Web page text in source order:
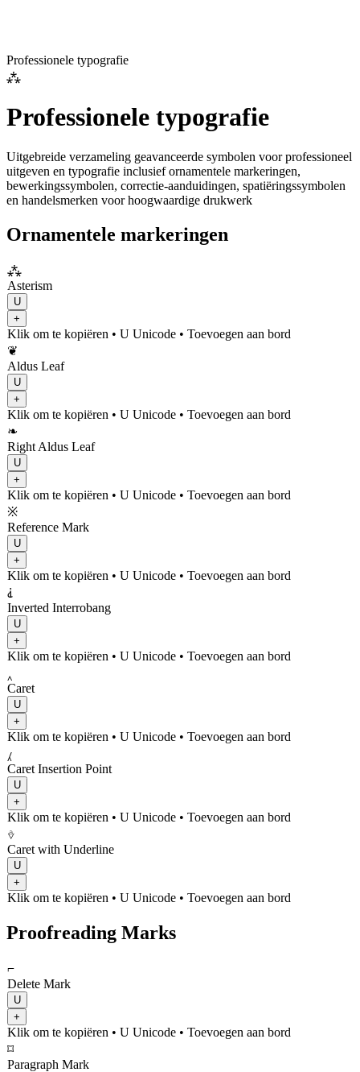
Professionele typografie
⁂
Professionele typografie
Uitgebreide verzameling geavanceerde symbolen voor professioneel
uitgeven en typografie inclusief ornamentele markeringen,
bewerkingssymbolen, correctie-aanduidingen, spatiëringssymbolen
en handelsmerken voor hoogwaardige drukwerk
Ornamentele markeringen
⁂
Asterism
U
+
Klik om te kopiëren • U Unicode • Toevoegen aan bord
❦
Aldus Leaf
U
+
Klik om te kopiëren • U Unicode • Toevoegen aan bord
❧
Right Aldus Leaf
U
+
Klik om te kopiëren • U Unicode • Toevoegen aan bord
※
Reference Mark
U
+
Klik om te kopiëren • U Unicode • Toevoegen aan bord
⸘
Inverted Interrobang
U
+
Klik om te kopiëren • U Unicode • Toevoegen aan bord
‸
Caret
U
+
Klik om te kopiëren • U Unicode • Toevoegen aan bord
⁁
Caret Insertion Point
U
+
Klik om te kopiëren • U Unicode • Toevoegen aan bord
⎀
Caret with Underline
U
+
Klik om te kopiëren • U Unicode • Toevoegen aan bord
Proofreading Marks
⌐
Delete Mark
U
+
Klik om te kopiëren • U Unicode • Toevoegen aan bord
⌑
Paragraph Mark